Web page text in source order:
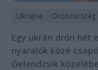
Ukrajna Oroszország
Egy ukrán drón hét
nyaralók közé
Gelendzsik